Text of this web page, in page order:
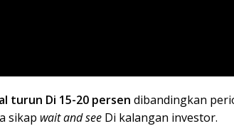
turun Di 15-20 persen dibandingkan
sikap wait and see Di kalangan investor.